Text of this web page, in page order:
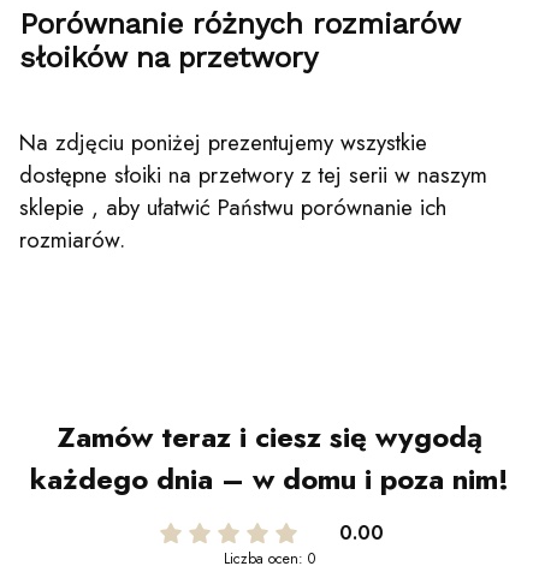
Porównanie różnych rozmiarów
słoików na przetwory
Na zdjęciu poniżej prezentujemy wszystkie
dostępne słoiki na przetwory z tej serii w naszym
sklepie , aby ułatwić Państwu porównanie ich
rozmiarów.
Zamów teraz i ciesz się wygodą
każdego dnia – w domu i poza nim!
0.00
Liczba ocen: 0